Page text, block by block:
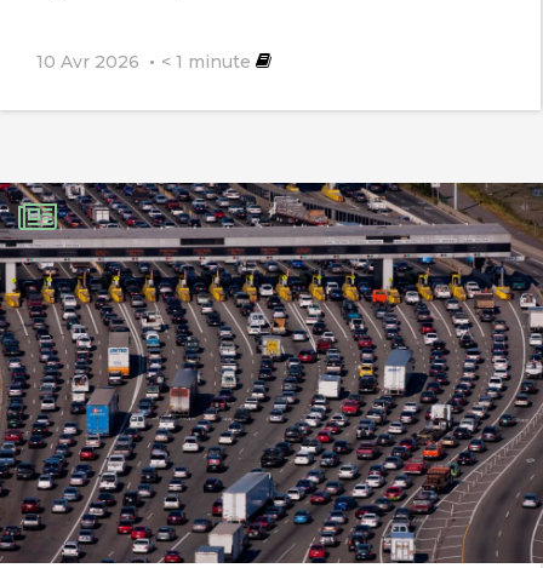
10 Avr 2026 < 1 minute